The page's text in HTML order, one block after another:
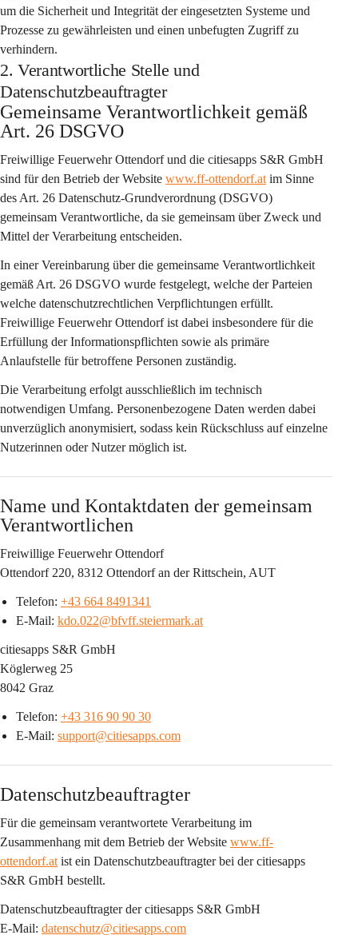
um die Sicherheit und Integrität der eingesetzten Systeme und
Prozesse zu gewährleisten und einen unbefugten Zugriff zu
verhindern.
2. Verantwortliche Stelle und
Datenschutzbeauftragter
Gemeinsame Verantwortlichkeit gemäß
Art. 26 DSGVO
Freiwillige Feuerwehr Ottendorf und die citiesapps S&R GmbH
sind für den Betrieb der Website www.ff-ottendorf.at im Sinne
des Art. 26 Datenschutz-Grundverordnung (DSGVO)
gemeinsam Verantwortliche, da sie gemeinsam über Zweck und
Mittel der Verarbeitung entscheiden.
In einer Vereinbarung über die gemeinsame Verantwortlichkeit
gemäß Art. 26 DSGVO wurde festgelegt, welche der Parteien
welche datenschutzrechtlichen Verpflichtungen erfüllt.
Freiwillige Feuerwehr Ottendorf ist dabei insbesondere für die
Erfüllung der Informationspflichten sowie als primäre
Anlaufstelle für betroffene Personen zuständig.
Die Verarbeitung erfolgt ausschließlich im technisch
notwendigen Umfang. Personenbezogene Daten werden dabei
unverzüglich anonymisiert, sodass kein Rückschluss auf einzelne
Nutzerinnen oder Nutzer möglich ist.
Name und Kontaktdaten der gemeinsam
Verantwortlichen
Freiwillige Feuerwehr Ottendorf
Ottendorf 220, 8312 Ottendorf an der Rittschein, AUT
Telefon: +43 664 8491341
E-Mail: kdo.022@bfvff.steiermark.at
citiesapps S&R GmbH
Köglerweg 25
8042 Graz
Telefon: +43 316 90 90 30
E-Mail: support@citiesapps.com
Datenschutzbeauftragter
Für die gemeinsam verantwortete Verarbeitung im
Zusammenhang mit dem Betrieb der Website www.ff-
ottendorf.at ist ein Datenschutzbeauftragter bei der citiesapps
S&R GmbH bestellt.
Datenschutzbeauftragter der citiesapps S&R GmbH
E-Mail: datenschutz@citiesapps.com